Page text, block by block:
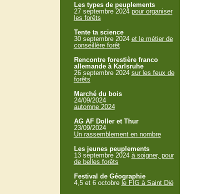
Les types de peuplements
27 septembre 2024 pour organiser
les forêts
Tente ta science
30 septembre 2024 et le métier de
conseillère forêt
Rencontre forestière franco
allemande à Karlsruhe
26 septembre 2024 sur les feux de
forêts
Marché du bois
24/09/2024
automne 2024
AG AF Doller et Thur
23/09/2024
Un rassemblement en nombre
Les jeunes peuplements
13 septembre 2024 à soigner, pour
de belles forêts
Festival de Géographie
4,5 et 6 octobre le FIG à Saint Dié